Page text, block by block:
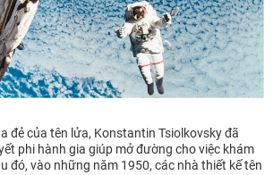
đẻ của tên lửa, Konstantin Tsiolkovsky đã
phi hành gia giúp mở đường cho việc khám
đó, vào những năm 1950, các nhà thiết kế tên